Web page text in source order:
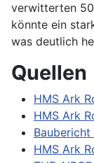
verwitterten
könnte ein
was deutlich
Quellen
HMS Ark
HMS Ark
HMS Ark